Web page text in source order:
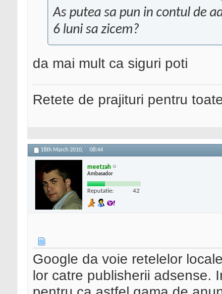
As putea sa pun in contul de
6 luni sa zicem?
da mai mult ca siguri poti
Retete de prajituri pentru
18th March 2010, 08:44
meetzah
Ambasador
Reputatie: 42
Google da voie retelelor
lor catre publisherii adsense.